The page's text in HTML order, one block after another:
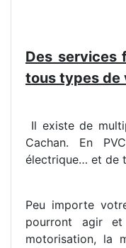
Des services
tous types de
Il existe de
Cachan. En
électrique… et de
Peu importe
pourront agir et
motorisation, la